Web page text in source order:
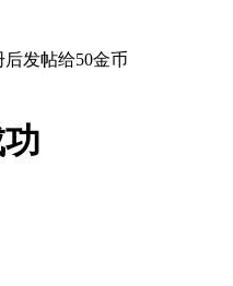
发帖给50金币